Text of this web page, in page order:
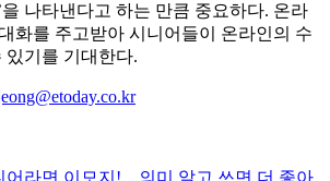
을 나타낸다고 하는 만큼 중요하다. 온라
화를 주고받아 시니어들이 온라인의 수
있기를 기대한다.